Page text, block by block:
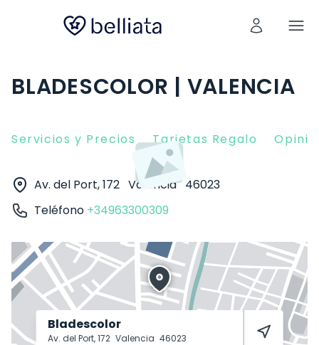
BLADESCOLOR | VALENCIA
Servicios y Precios Tarjetas Regalo
Av. del Port, 172 Valencia 46023
Teléfono +34963300309
Bladescolor
Av. del Port, 172 Valencia 46023